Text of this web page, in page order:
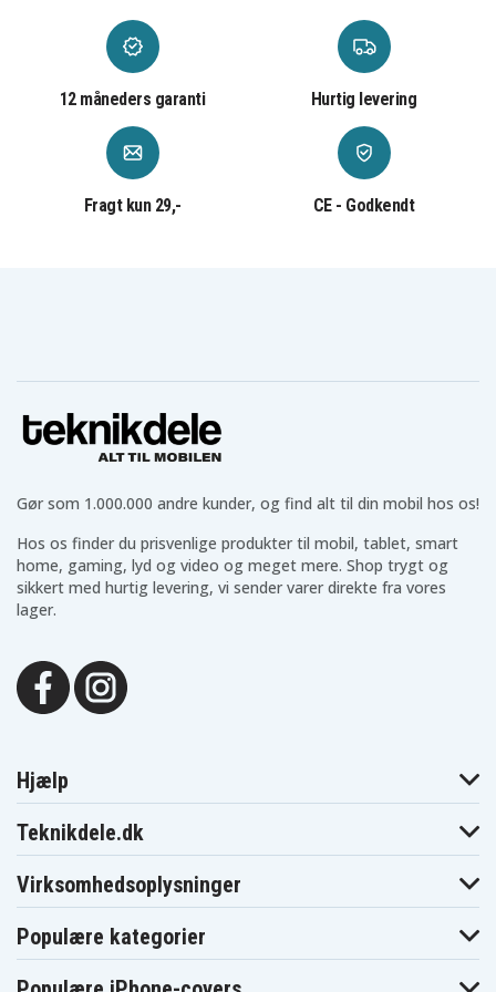
12 måneders garanti Hurtig levering
Fragt kun 29,- CE - Godkendt
Gør som 1.000.000 andre kunder, og find alt til din mobil hos os!
Hos os finder du prisvenlige produkter til mobil, tablet, smart
home, gaming, lyd og video og meget mere. Shop trygt og
sikkert med hurtig levering, vi sender varer direkte fra vores
lager.
Hjælp
Teknikdele.dk
Virksomhedsoplysninger
Populære kategorier